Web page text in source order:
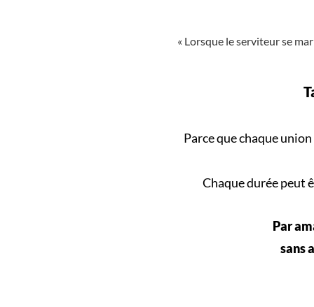
« Lorsque le serviteur se
Parce quechaque union
Chaque durée peut
Par
sans